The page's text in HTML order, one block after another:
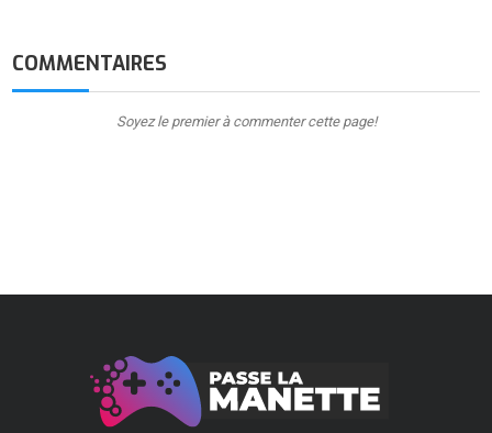
COMMENTAIRES
Soyez le premier à commenter cette page!